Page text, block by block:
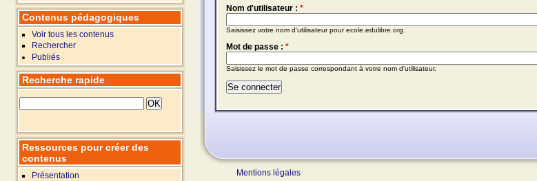
Nom d'utilisateur : *
Saisissez votre nom d'utilisateur pour ecole.edulibre.org.
Mot de passe : *
Saisissez le mot de passe correspondant à votre nom d'utilisateur.
Mentions légales
Contenus pédagogiques
Voir tous les contenus
Rechercher
Publiés
Recherche rapide
Ressources pour créer des
contenus
Présentation